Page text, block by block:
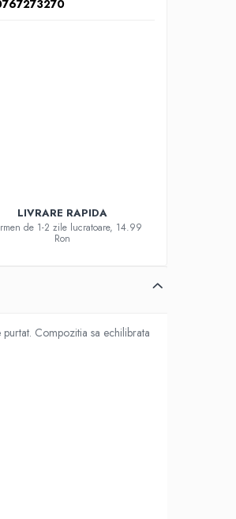
LIVRARE RAPIDA
de 1-2 zile lucratoare, 14.99
Ron
Compozitia sa echilibrata